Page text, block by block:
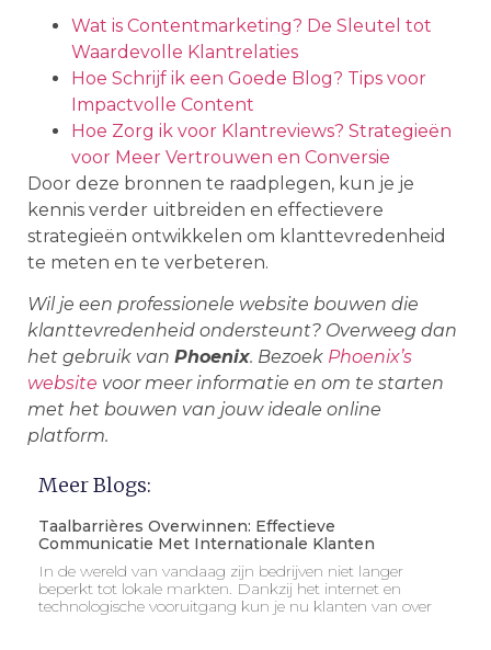
Wat is Contentmarketing? De Sleutel tot
Waardevolle Klantrelaties
Hoe Schrijf ik een Goede Blog? Tips voor
Impactvolle Content
Hoe Zorg ik voor Klantreviews? Strategieën
voor Meer Vertrouwen en Conversie
Door deze bronnen te raadplegen, kun je je
kennis verder uitbreiden en effectievere
strategieën ontwikkelen om klanttevredenheid
te meten en te verbeteren.
Wil je een professionele website bouwen die
klanttevredenheid ondersteunt? Overweeg dan
het gebruik van Phoenix. Bezoek Phoenix’s
website voor meer informatie en om te starten
met het bouwen van jouw ideale online
platform.
Meer Blogs:
Taalbarrières Overwinnen: Effectieve
Communicatie Met Internationale Klanten
In de wereld van vandaag zijn bedrijven niet langer
beperkt tot lokale markten. Dankzij het internet en
technologische vooruitgang kun je nu klanten van over